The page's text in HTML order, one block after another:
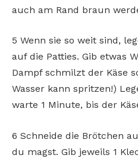
auch am Rand braun
5 Wenn sie so weit sind,
auf die Patties. Gib etwas
Dampf schmilzt der Käse
Wasser kann spritzen!)
warte 1 Minute, bis der
6 Schneide die Brötchen
du magst. Gib jeweils 1